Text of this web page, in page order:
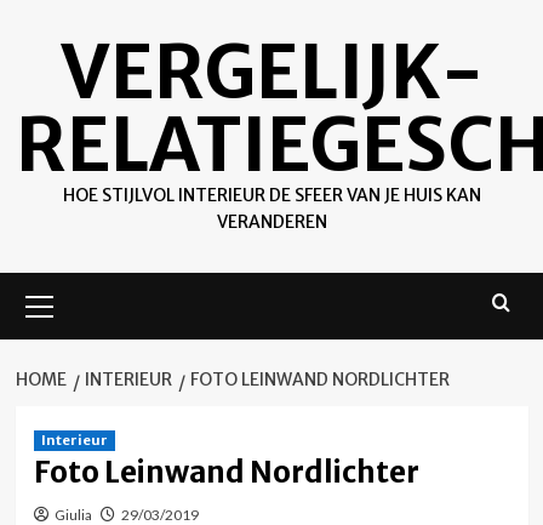
VERGELIJK-
HOE STIJLVOL INTERIEUR DE SFEER VAN JE HUIS KAN
VERANDEREN
menu
HOME INTERIEUR FOTO LEINWAND NORDLICHTER
Interieur
Foto Leinwand Nordlichter
Giulia 29/03/2019